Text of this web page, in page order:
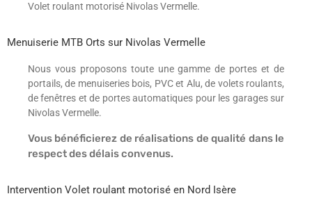
Volet roulant motorisé Nivolas Vermelle.
Menuiserie MTB Orts sur Nivolas Vermelle
Nous vous proposons toute une gamme de portes et de
portails, de menuiseries bois, PVC et Alu, de volets roulants,
de fenêtres et de portes automatiques pour les garages sur
Nivolas Vermelle.
Vous bénéficierez de réalisations de qualité dans le
respect des délais convenus.
Intervention Volet roulant motorisé en Nord Isère